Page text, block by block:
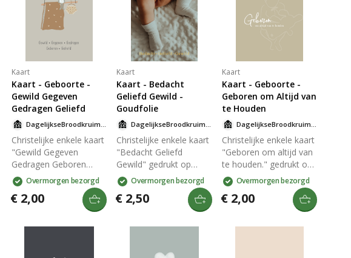
Kaart
Kaart - Geboorte -
Gewild Gegeven
Gedragen Geliefd
DagelijkseBroodkruimels
Christelijke enkele kaart
"Gewild Gegeven
Gedragen Geboren
Geliefd" gedrukt op
duurzaam en stevig 300
grams papier met een
beschrijfbare achterkant
Overmorgen bezorgd
€ 2,00
Kaart
Kaart - Bedacht
Geliefd Gewild -
Goudfolie
DagelijkseBroodkruimels
Christelijke enkele kaart
"Bedacht Geliefd
Gewild" gedrukt op
duurzaam en stevig 300
grams papier met een
matte look. De
goudfolie geeft de kaart
een luxe uitstraling en
Overmorgen bezorgd
€ 2,50
Kaart
Kaart - Geboorte -
Geboren om Altijd van
te Houden
DagelijkseBroodkruimels
Christelijke enkele kaart
"Geboren om altijd van
te houden." gedrukt op
duurzaam en stevig 300
grams papier met een
matte look. Op de goed
beschrijfbare achterkant
van de kaart staat het
Overmorgen bezorgd
€ 2,00